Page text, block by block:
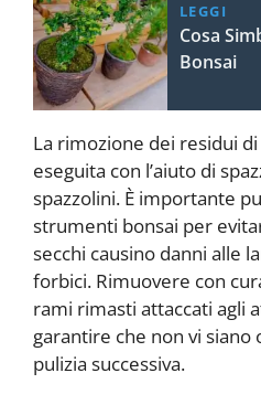
LEGGI
Cosa
Bonsai
La rimozione dei residui
eseguita con l’aiuto di
spazzolini. È importante
strumenti bonsai per
secchi causino danni alle
forbici. Rimuovere con
rami rimasti attaccati agli
garantire che non vi siano
pulizia successiva.